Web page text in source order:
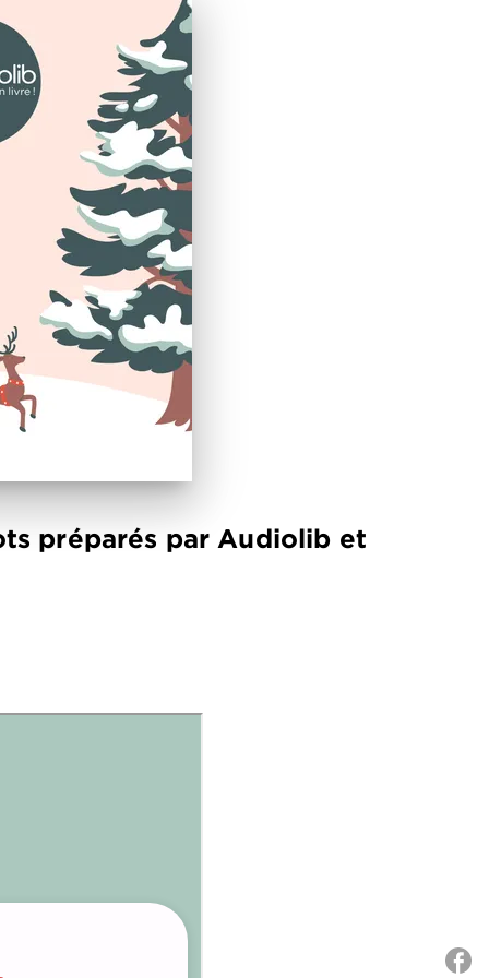
préparés par Audiolib et